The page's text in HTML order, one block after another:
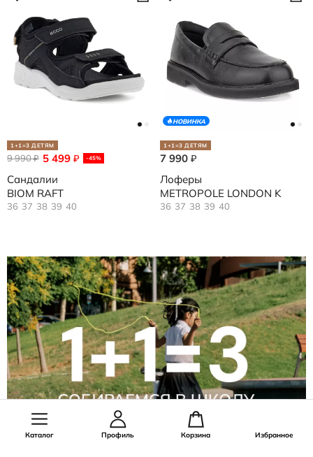
1+1=3 ДЕТЯМ
5 499 ₽ -45%
9 990₽
Сандалии
BIOM RAFT
36 37 38 39 40
НОВИНКА
1+1=3 ДЕТЯМ
7 990 ₽
Лоферы
METROPOLE LONDON K
36 37 38 39 40
Каталог Профиль Корзина Избранное